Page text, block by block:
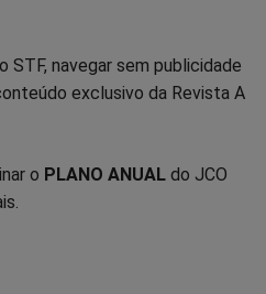
STF, navegar sem publicidade
exclusivo da Revista A
o PLANO ANUAL do JCO